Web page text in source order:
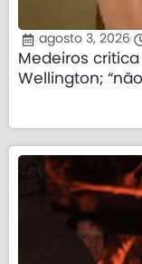
agosto 3, 2026
Medeiros
Wellington;